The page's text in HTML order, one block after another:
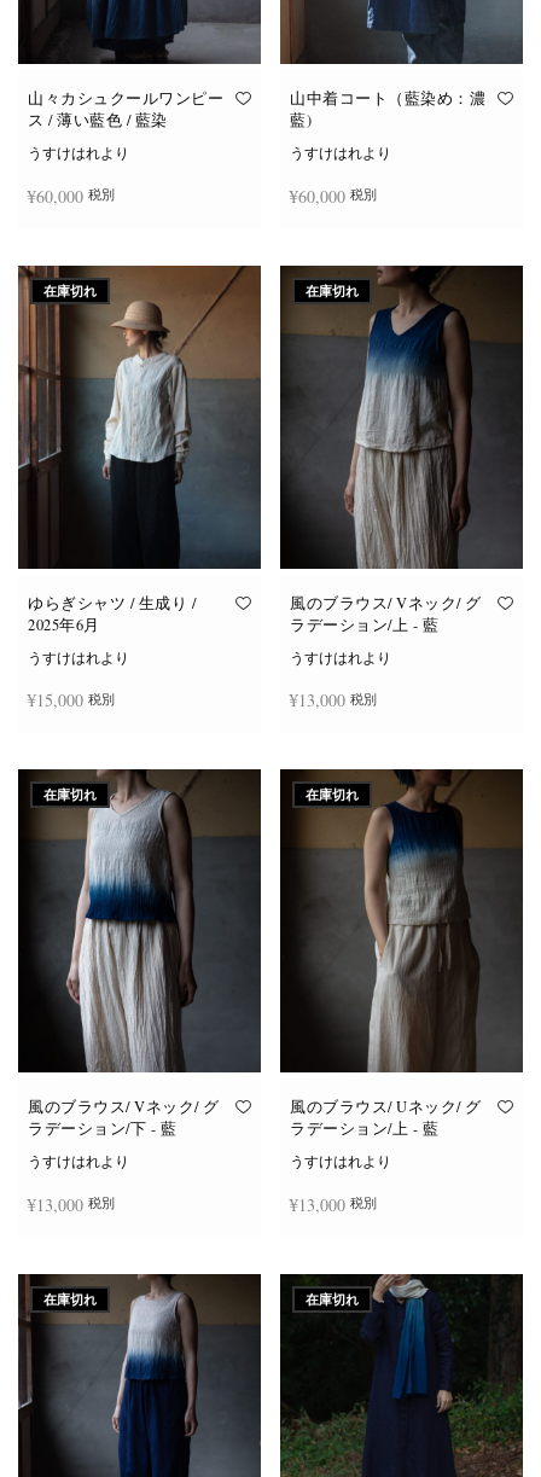
山々カシュクールワンピー
ス / 薄い藍色 / 藍染
うすけはれより
¥60,000 税別
山中着コート（藍染め：濃
藍)
うすけはれより
¥60,000 税別
在庫切れ
ゆらぎシャツ / 生成り /
2025年6月
うすけはれより
¥15,000 税別
在庫切れ
風のブラウス/ Vネック/ グ
ラデーション/上 - 藍
うすけはれより
¥13,000 税別
在庫切れ
風のブラウス/ Vネック/ グ
ラデーション/下 - 藍
うすけはれより
¥13,000 税別
在庫切れ
風のブラウス/ Uネック/ グ
ラデーション/上 - 藍
うすけはれより
¥13,000 税別
在庫切れ 在庫切れ